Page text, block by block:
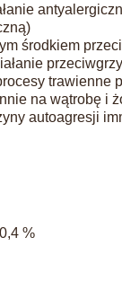
środkiem
trawienne
na wątrobę i
autoagresji
%